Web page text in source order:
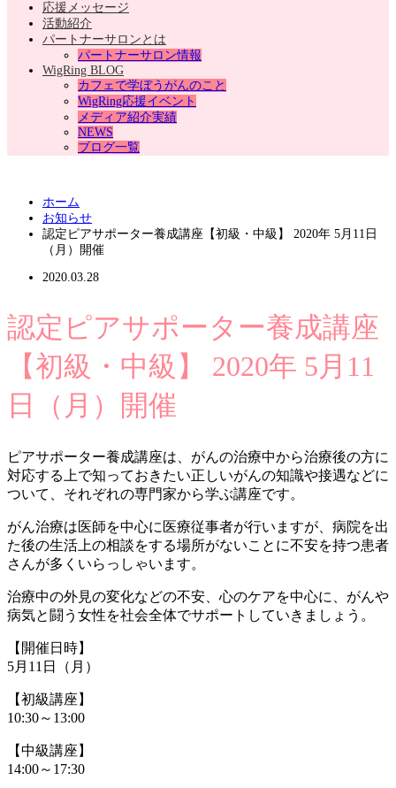
応援メッセージ
活動紹介
パートナーサロンとは
パートナーサロン情報
WigRing BLOG
カフェで学ぼうがんのこと
WigRing応援イベント
メディア紹介実績
NEWS
ブログ一覧
ホーム
お知らせ
認定ピアサポーター養成講座【初級・中級】 2020年 5月11日
（月）開催
2020.03.28
認定ピアサポーター養成講座
【初級・中級】 2020年 5月11
日（月）開催
ピアサポーター養成講座は、がんの治療中から治療後の方に
対応する上で知っておきたい正しいがんの知識や接遇などに
ついて、それぞれの専門家から学ぶ講座です。
がん治療は医師を中心に医療従事者が行いますが、病院を出
た後の生活上の相談をする場所がないことに不安を持つ患者
さんが多くいらっしゃいます。
治療中の外見の変化などの不安、心のケアを中心に、がんや
病気と闘う女性を社会全体でサポートしていきましょう。
【開催日時】
5月11日（月）
【初級講座】
10:30～13:00
【中級講座】
14:00～17:30